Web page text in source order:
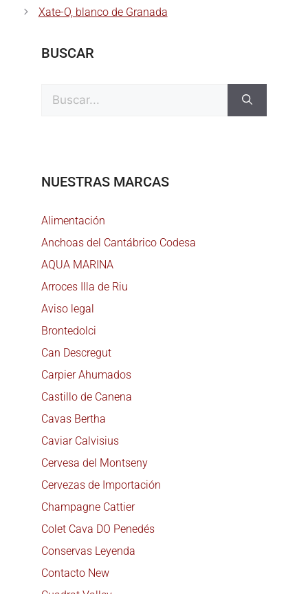
Xate-O, blanco de Granada
BUSCAR
NUESTRAS MARCAS
Alimentación
Anchoas del Cantábrico Codesa
AQUA MARINA
Arroces Illa de Riu
Aviso legal
Brontedolci
Can Descregut
Carpier Ahumados
Castillo de Canena
Cavas Bertha
Caviar Calvisius
Cervesa del Montseny
Cervezas de Importación
Champagne Cattier
Colet Cava DO Penedés
Conservas Leyenda
Contacto New